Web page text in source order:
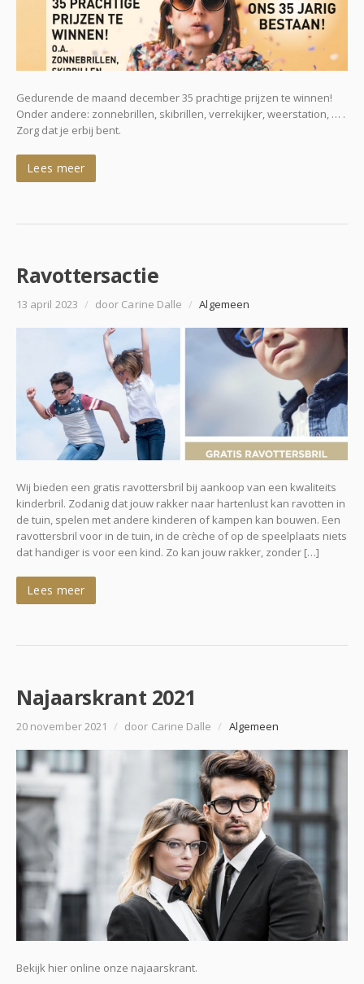
Gedurende de maand december 35 prachtige prijzen te winnen!
Onder andere: zonnebrillen, skibrillen, verrekijker, weerstation, … .
Zorg dat je erbij bent.
Lees meer
Ravottersactie
13 april 2023 / door Carine Dalle / Algemeen
Wij bieden een gratis ravottersbril bij aankoop van een kwaliteits
kinderbril. Zodanig dat jouw rakker naar hartenlust kan ravotten in
de tuin, spelen met andere kinderen of kampen kan bouwen. Een
ravottersbril voor in de tuin, in de crèche of op de speelplaats niets
dat handiger is voor een kind. Zo kan jouw rakker, zonder […]
Lees meer
Najaarskrant 2021
20 november 2021 / door Carine Dalle / Algemeen
Bekijk hier online onze najaarskrant.